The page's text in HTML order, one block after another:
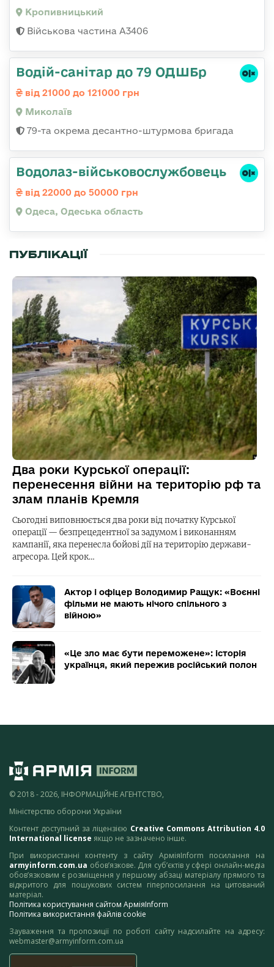
Кропивницький
Військова частина А3406
Водій-санітар до 79 ОДШБр
від 21000 до 121000 грн
Миколаїв
79-та окрема десантно-штурмова бригада
Водолаз-військовослужбовець
від 22000 до 50000 грн
Одеса, Одеська область
ПУБЛІКАЦІЇ
Два роки Курської операції:
перенесення війни на територію рф та
злам планів Кремля
Сьогодні виповнюється два роки від початку Курської
операції — безпрецедентної за задумом і виконанням
кампанії, яка перенесла бойові дії на територію держави-
агресора. Цей крок…
Актор і офіцер Володимир Ращук: «Воєнні
фільми не мають нічого спільного з
війною»
«Це зло має бути переможене»: історія
українця, який пережив російський полон
© 2018 - 2026, ІНФОРМАЦІЙНЕ АГЕНТСТВО,
Міністерство оборони України
Контент доступний за ліцензією Creative Commons Attribution 4.0
International license якщо не зазначено інше.
При використанні контенту з сайту АрміяInform посилання на
armyinform.com.ua обов’язкове. Для суб’єктів у сфері онлайн-медіа
обов’язковим є розміщення у першому абзаці матеріалу прямого та
відкритого для пошукових систем гіперпосилання на цитований
матеріал.
Політика користування сайтом АрміяInform
Політика використання файлів cookie
Зауваження та пропозиції по роботі сайту надсилайте на адресу:
webmaster@armyinform.com.ua